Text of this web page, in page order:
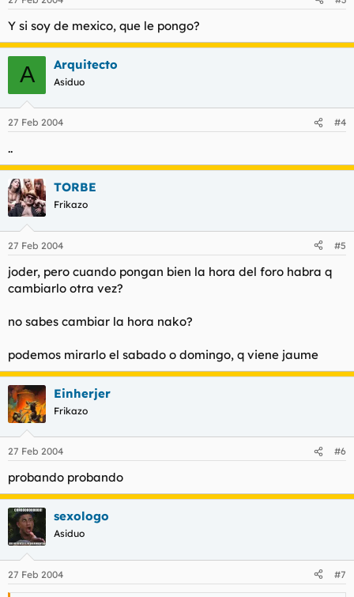
Y si soy de mexico, que le pongo?
A Arquitecto
Asiduo
27 Feb 2004 #4
..
TORBE
Frikazo
27 Feb 2004 #5
joder, pero cuando pongan bien la hora del foro habra q
cambiarlo otra vez?
no sabes cambiar la hora nako?
podemos mirarlo el sabado o domingo, q viene jaume
Einherjer
Frikazo
27 Feb 2004 #6
probando probando
sexologo
Asiduo
27 Feb 2004 #7